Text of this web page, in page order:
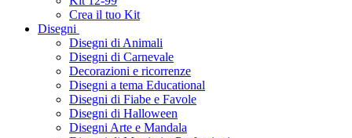
Crea il tuo Kit
Disegni
Disegni di Animali
Disegni di Carnevale
Decorazioni e ricorrenze
Disegni a tema Educational
Disegni di Fiabe e Favole
Disegni di Halloween
Disegni Arte e Mandala